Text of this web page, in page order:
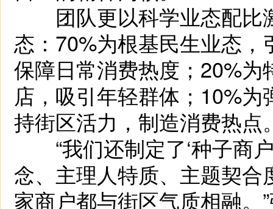
团队更以科学业态配比
态：70%为根基民生业态
保障日常消费热度；20%
店，吸引年轻群体；10%
持街区活力，制造消费热点
“我们还制定了‘种子商
念、主理人特质、主题契
家商户都与街区气质相融。